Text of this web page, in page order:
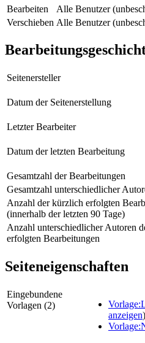
Bearbeiten
Alle Benutzer
Verschieben Alle Benutzer
Seitenersteller
Datum der Seitenerstellung
Letzter Bearbeiter
Datum der letzten Bearbeitung
Gesamtzahl der Bearbeitungen
Gesamtzahl unterschiedlicher
Anzahl der kürzlich erfolgten
(innerhalb der letzten 90 Tage)
Anzahl unterschiedlicher Autoren
erfolgten Bearbeitungen
Seiteneigenschaften
Eingebundene
Vorlagen (2)
anzeigen